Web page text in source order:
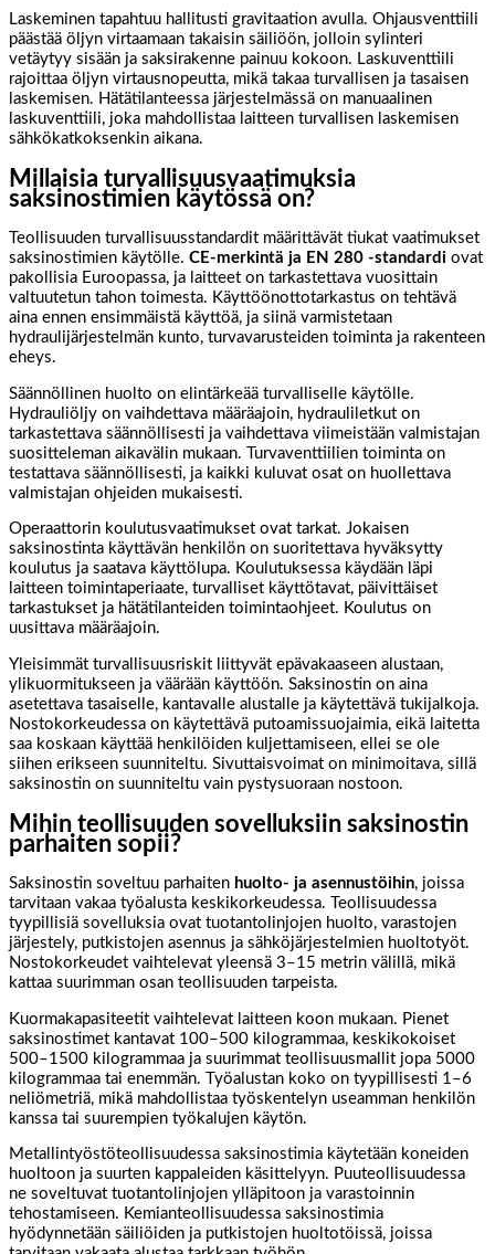
Laskeminen tapahtuu hallitusti gravitaation avulla. Ohjausventtiili
päästää öljyn virtaamaan takaisin säiliöön, jolloin sylinteri
vetäytyy sisään ja saksirakenne painuu kokoon. Laskuventtiili
rajoittaa öljyn virtausnopeutta, mikä takaa turvallisen ja tasaisen
laskemisen. Hätätilanteessa järjestelmässä on manuaalinen
laskuventtiili, joka mahdollistaa laitteen turvallisen laskemisen
sähkökatkoksenkin aikana.
Millaisia turvallisuusvaatimuksia
saksinostimien käytössä on?
Teollisuuden turvallisuusstandardit määrittävät tiukat vaatimukset
saksinostimien käytölle. CE-merkintä ja EN 280 -standardi ovat
pakollisia Euroopassa, ja laitteet on tarkastettava vuosittain
valtuutetun tahon toimesta. Käyttöönottotarkastus on tehtävä
aina ennen ensimmäistä käyttöä, ja siinä varmistetaan
hydraulijärjestelmän kunto, turvavarusteiden toiminta ja rakenteen
eheys.
Säännöllinen huolto on elintärkeää turvalliselle käytölle.
Hydrauliöljy on vaihdettava määräajoin, hydrauliletkut on
tarkastettava säännöllisesti ja vaihdettava viimeistään valmistajan
suositteleman aikavälin mukaan. Turvaventtiilien toiminta on
testattava säännöllisesti, ja kaikki kuluvat osat on huollettava
valmistajan ohjeiden mukaisesti.
Operaattorin koulutusvaatimukset ovat tarkat. Jokaisen
saksinostinta käyttävän henkilön on suoritettava hyväksytty
koulutus ja saatava käyttölupa. Koulutuksessa käydään läpi
laitteen toimintaperiaate, turvalliset käyttötavat, päivittäiset
tarkastukset ja hätätilanteiden toimintaohjeet. Koulutus on
uusittava määräajoin.
Yleisimmät turvallisuusriskit liittyvät epävakaaseen alustaan,
ylikuormitukseen ja väärään käyttöön. Saksinostin on aina
asetettava tasaiselle, kantavalle alustalle ja käytettävä tukijalkoja.
Nostokorkeudessa on käytettävä putoamissuojaimia, eikä laitetta
saa koskaan käyttää henkilöiden kuljettamiseen, ellei se ole
siihen erikseen suunniteltu. Sivuttaisvoimat on minimoitava, sillä
saksinostin on suunniteltu vain pystysuoraan nostoon.
Mihin teollisuuden sovelluksiin saksinostin
parhaiten sopii?
Saksinostin soveltuu parhaiten huolto- ja asennustöihin, joissa
tarvitaan vakaa työalusta keskikorkeudessa. Teollisuudessa
tyypillisiä sovelluksia ovat tuotantolinjojen huolto, varastojen
järjestely, putkistojen asennus ja sähköjärjestelmien huoltotyöt.
Nostokorkeudet vaihtelevat yleensä 3–15 metrin välillä, mikä
kattaa suurimman osan teollisuuden tarpeista.
Kuormakapasiteetit vaihtelevat laitteen koon mukaan. Pienet
saksinostimet kantavat 100–500 kilogrammaa, keskikokoiset
500–1500 kilogrammaa ja suurimmat teollisuusmallit jopa 5000
kilogrammaa tai enemmän. Työalustan koko on tyypillisesti 1–6
neliömetriä, mikä mahdollistaa työskentelyn useamman henkilön
kanssa tai suurempien työkalujen käytön.
Metallintyöstöteollisuudessa saksinostimia käytetään koneiden
huoltoon ja suurten kappaleiden käsittelyyn. Puuteollisuudessa
ne soveltuvat tuotantolinjojen ylläpitoon ja varastoinnin
tehostamiseen. Kemianteollisuudessa saksinostimia
hyödynnetään säiliöiden ja putkistojen huoltotöissä, joissa